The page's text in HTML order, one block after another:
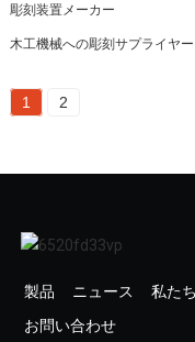
彫刻装置メーカー
木工機械への彫刻サプライヤー
1 2
製品 ニュース 私た
お問い合わせ